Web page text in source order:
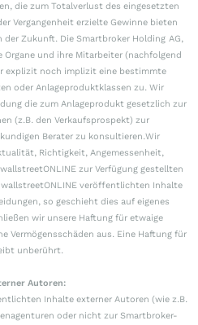
die zum Totalverlust des eingesetzten
Vergangenheit erzielte Gewinne bieten
der Zukunft. Die Smartbroker Holding AG,
und ihre Mitarbeiter (nachfolgend
explizit noch implizit eine bestimmte
oder Anlageproduktklassen zu. Wir
die zum Anlageprodukt gesetzlich zur
(z.B. den Verkaufsprospekt) zur
Berater zu konsultieren.Wir
Richtigkeit, Angemessenheit,
zur Verfügung gestellten
veröffentlichten Inhalte
so geschieht dies auf eigenes
wir unsere Haftung für etwaige
Vermögensschäden aus. Eine Haftung für
unberührt.
Autoren:
Inhalte externer Autoren (wie z.B.
oder nicht zur Smartbroker-